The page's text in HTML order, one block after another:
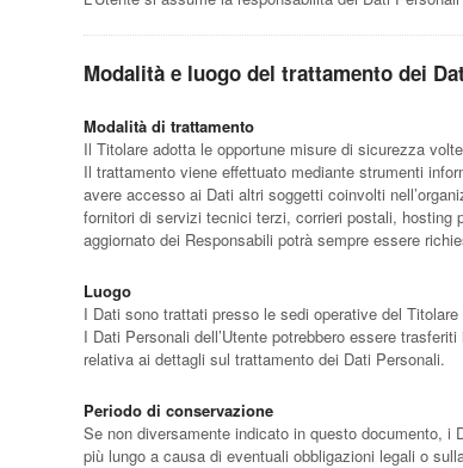
Modalità e luogo del trattamento dei
Modalità di trattamento
Il Titolare adotta le opportune misure di sicurezza
Il trattamento viene effettuato mediante strumenti
avere accesso ai Dati altri soggetti coinvolti
fornitori di servizi tecnici terzi, corrieri postali, hosting
aggiornato dei Responsabili potrà sempre essere
Luogo
I Dati sono trattati presso le sedi operative del
I Dati Personali dell’Utente potrebbero essere
relativa ai dettagli sul trattamento dei Dati Personali.
Periodo di conservazione
Se non diversamente indicato in questo documento,
più lungo a causa di eventuali obbligazioni legali o